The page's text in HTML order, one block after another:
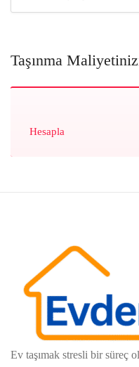
Taşınma
Hesapla
Ev taşımak stresli bir süreç